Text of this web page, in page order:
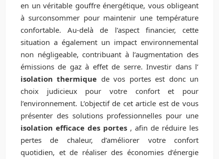
en un véritable gouffre énergétique, vous obligeant
à surconsommer pour maintenir une température
confortable. Au-delà de l’aspect financier, cette
situation a également un impact environnemental
non négligeable, contribuant à l’augmentation des
émissions de gaz à effet de serre. Investir dans l’
isolation thermique de vos portes est donc un
choix judicieux pour votre confort et pour
l’environnement. L’objectif de cet article est de vous
présenter des solutions professionnelles pour une
isolation efficace des portes , afin de réduire les
pertes de chaleur, d’améliorer votre confort
quotidien, et de réaliser des économies d’énergie